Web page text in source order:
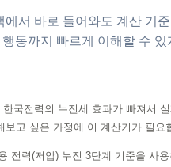
에서 바로 들어와도 계산 기
행동까지 빠르게 이해할 수
국전력의 누진세 효과가 빠져서
고 싶은 가정에 이 계산기가 필요
전력(저압) 누진 3단계 기준을 사